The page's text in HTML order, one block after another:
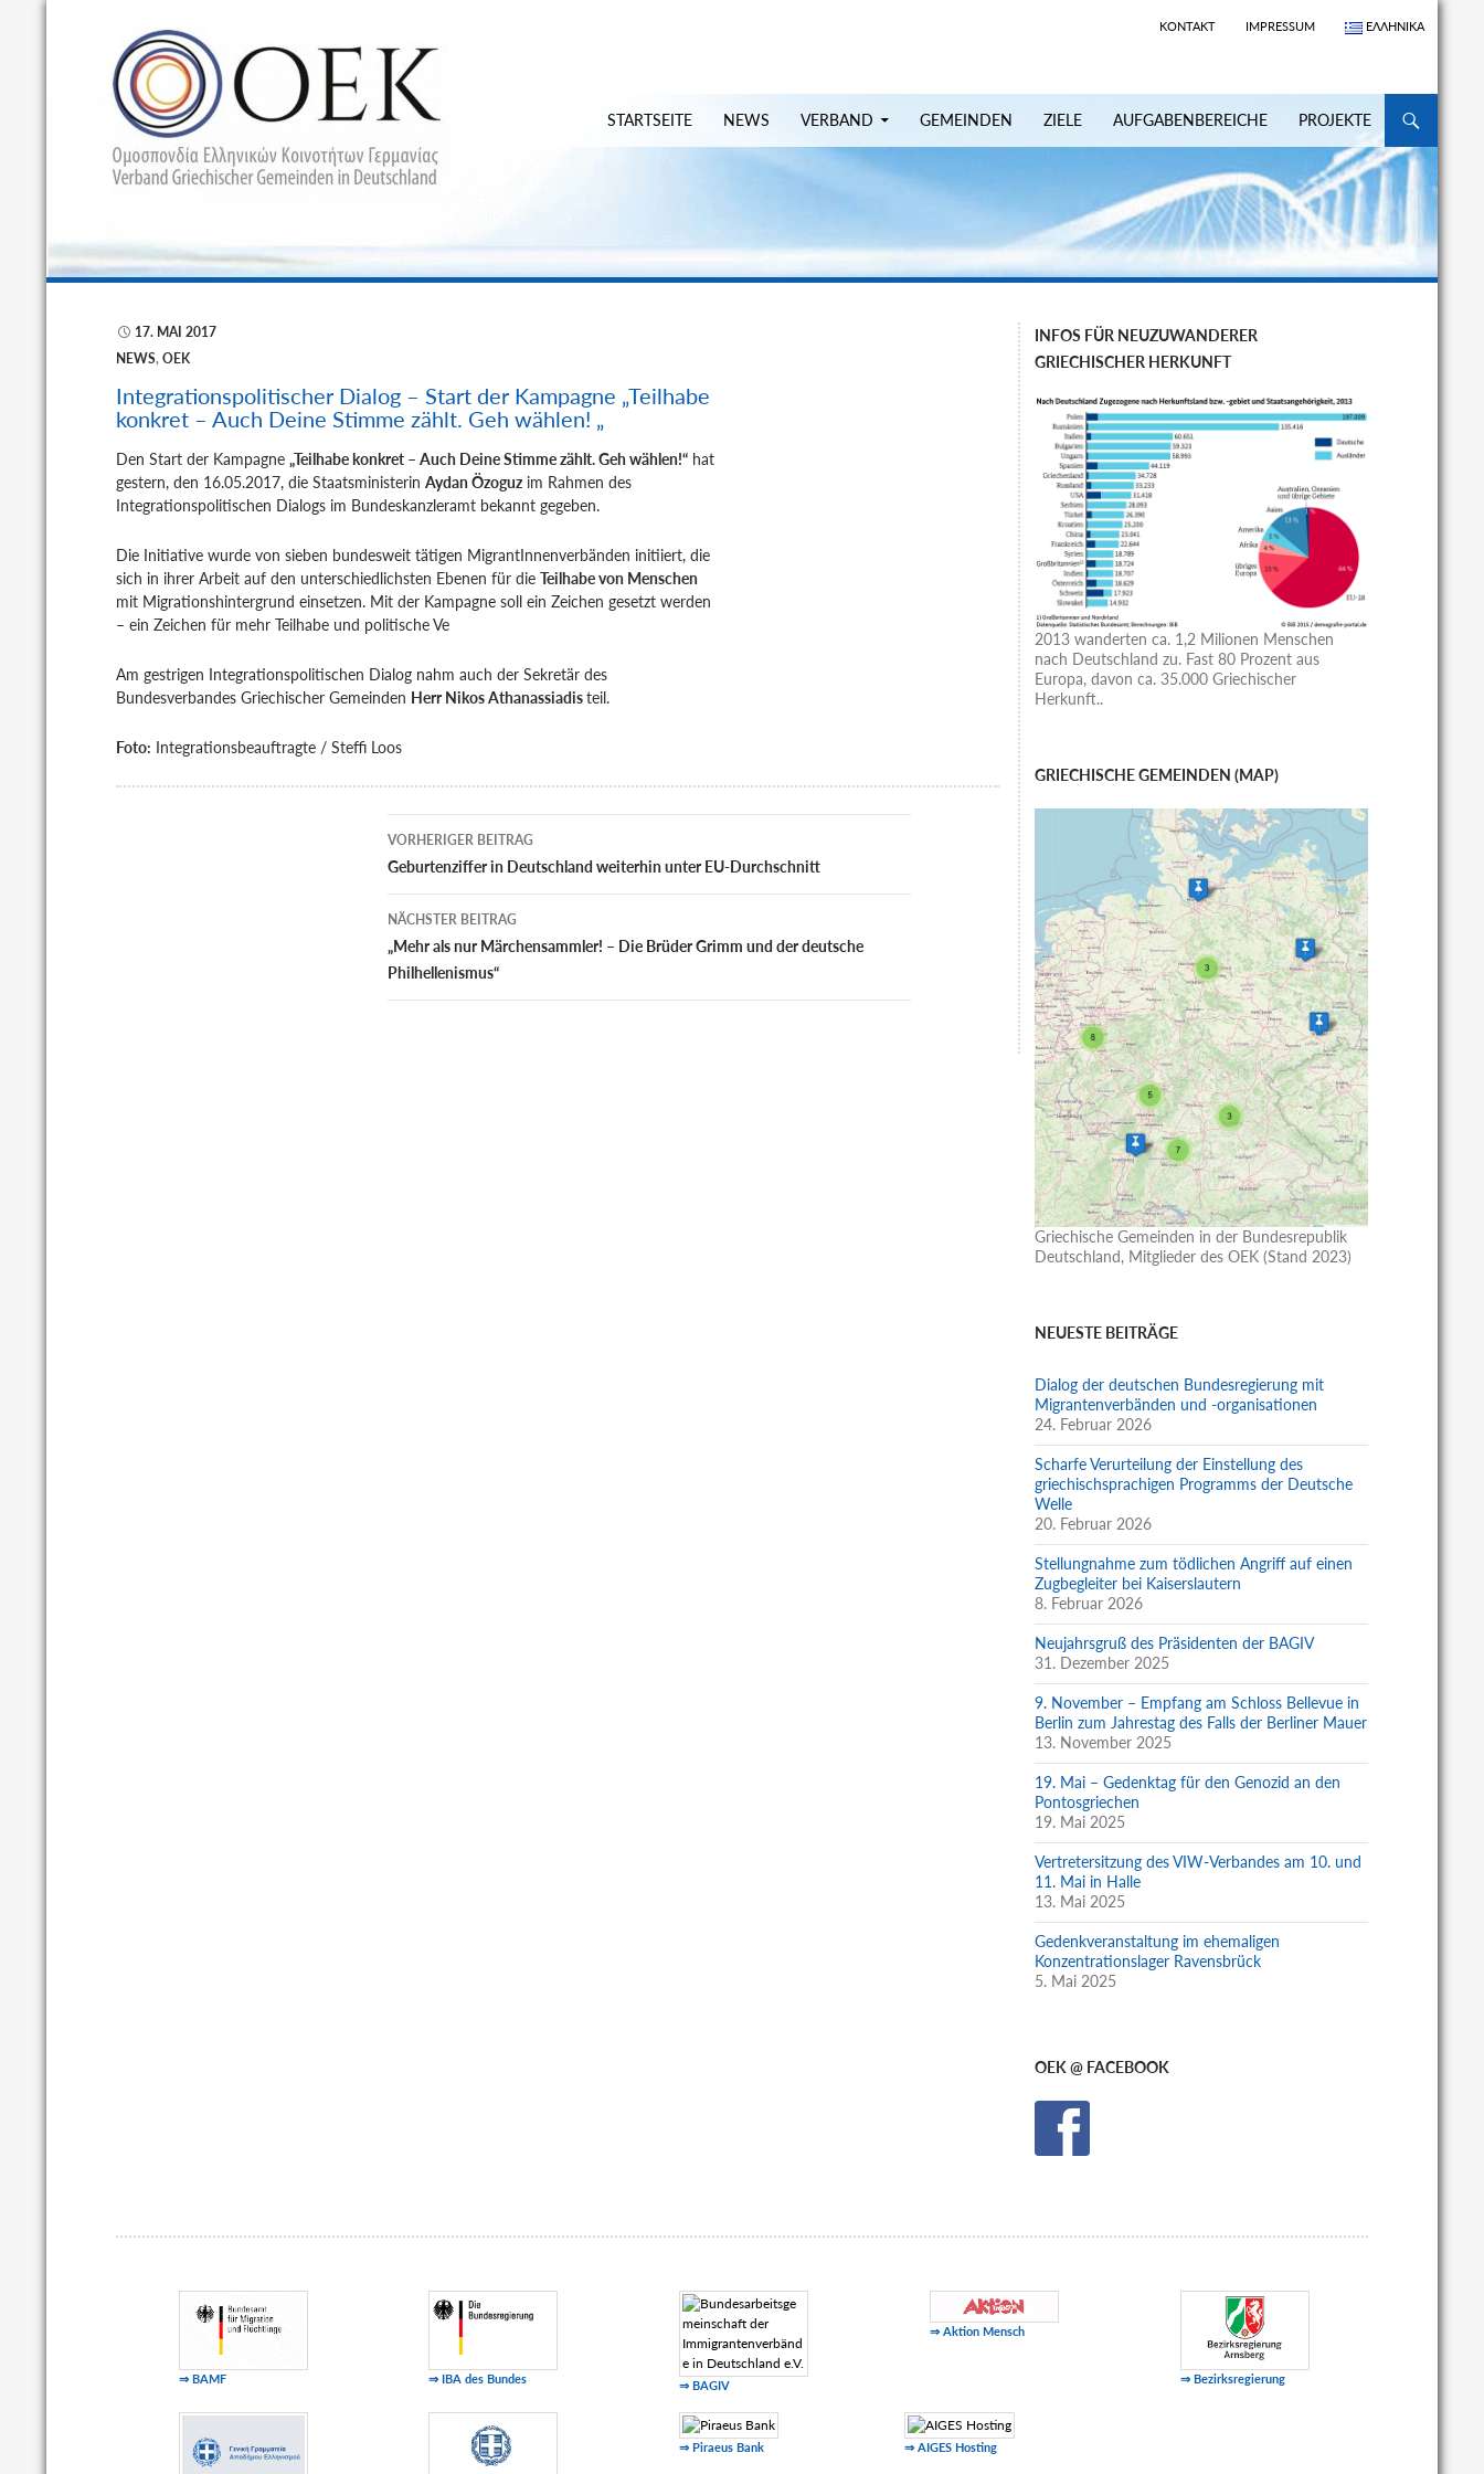
KONTAKT IMPRESSUM ΕΛΛΗΝΙΚΆ
STARTSEITE NEWS VERBAND GEMEINDEN ZIELE AUFGABENBEREICHE PROJEKTE
17. MAI 2017
NEWS, OEK
Integrationspolitischer Dialog – Start der Kampagne „Teilhabe
konkret – Auch Deine Stimme zählt. Geh wählen! „
Den Start der Kampagne „Teilhabe konkret – Auch Deine Stimme zählt. Geh wählen!“ hat
gestern, den 16.05.2017, die Staatsministerin Aydan Özoguz im Rahmen des
Integrationspolitischen Dialogs im Bundeskanzleramt bekannt gegeben.
Die Initiative wurde von sieben bundesweit tätigen MigrantInnenverbänden initiiert, die
sich in ihrer Arbeit auf den unterschiedlichsten Ebenen für die Teilhabe von Menschen
mit Migrationshintergrund einsetzen. Mit der Kampagne soll ein Zeichen gesetzt werden
– ein Zeichen für mehr Teilhabe und politische Ve
Am gestrigen Integrationspolitischen Dialog nahm auch der Sekretär des
Bundesverbandes Griechischer Gemeinden Herr Nikos Athanassiadisteil.
Foto: Integrationsbeauftragte / Steffi Loos
Beitragsnavigation
VORHERIGER BEITRAG
Geburtenziffer in Deutschland weiterhin unter EU-Durchschnitt
NÄCHSTER BEITRAG
„Mehr als nur Märchensammler! – Die Brüder Grimm und der deutsche
Philhellenismus“
INFOS FÜR NEUZUWANDERER
GRIECHISCHER HERKUNFT
2013 wanderten ca. 1,2 Milionen Menschen
nach Deutschland zu. Fast 80 Prozent aus
Europa, davon ca. 35.000 Griechischer
Herkunft..
GRIECHISCHE GEMEINDEN (MAP)
Griechische Gemeinden in der Bundesrepublik
Deutschland, Mitglieder des OEK (Stand 2023)
NEUESTE BEITRÄGE
Dialog der deutschen Bundesregierung mit
Migrantenverbänden und -organisationen
24. Februar 2026
Scharfe Verurteilung der Einstellung des
griechischsprachigen Programms der Deutsche
Welle
20. Februar 2026
Stellungnahme zum tödlichen Angriff auf einen
Zugbegleiter bei Kaiserslautern
8. Februar 2026
Neujahrsgruß des Präsidenten der BAGIV
31. Dezember 2025
9. November – Empfang am Schloss Bellevue in
Berlin zum Jahrestag des Falls der Berliner Mauer
13. November 2025
19. Mai – Gedenktag für den Genozid an den
Pontosgriechen
19. Mai 2025
Vertretersitzung des VIW-Verbandes am 10. und
11. Mai in Halle
13. Mai 2025
Gedenkveranstaltung im ehemaligen
Konzentrationslager Ravensbrück
5. Mai 2025
OEK @ FACEBOOK
⇒ BAMF ⇒ IBA des Bundes
⇒ BAGIV
⇒ Aktion Mensch
⇒ Bezirksregierung
⇒ Piraeus Bank ⇒ AIGES Hosting